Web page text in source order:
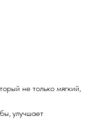
не только мягкий,
улучшает